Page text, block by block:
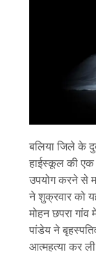
बलिया जिले के
हाईस्कूल की एक
उपयोग करने से
ने शुक्रवार को
मोहन छपरा गांव
पांडेय ने
आत्महत्या कर